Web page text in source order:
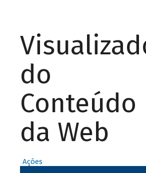
do
Conteúdo
da Web
Ações